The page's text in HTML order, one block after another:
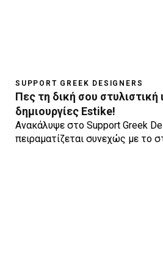
SUPPORT GREEK DESIGNERS
Πες τη δική σου στυλιστική
δημιουργίες Estike!
Ανακάλυψε στο Support Greek
πειραματίζεται συνεχώς με το